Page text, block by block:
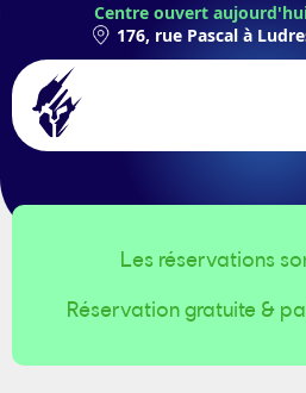
Centre ouvert
176, rue Pascal à
EXPÉRIENCES
TEAMBUILDING
Les réservations
Réservation gratuite &